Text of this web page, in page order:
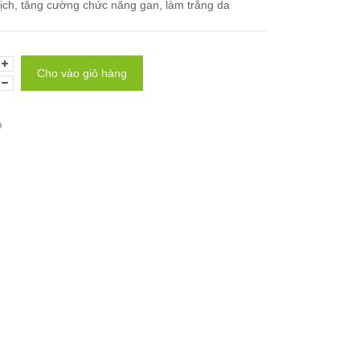
tăng cường chức năng gan, làm trắng da
Cho vào giỏ hàng